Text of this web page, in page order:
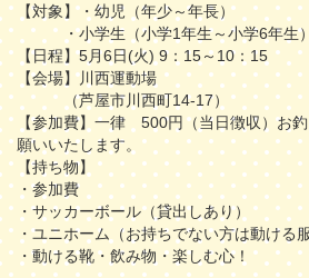
【対象】・幼児（年少～年長）
・小学生（小学1年生～小学6年生）
【日程】5月6日(火) 9：15～10：15
【会場】川西運動場
（芦屋市川西町14-17）
【参加費】一律 500円（当日徴収）お
願いいたします。
【持ち物】
・参加費
・サッカーボール（貸出しあり）
・ユニホーム（お持ちでない方は動ける
・動ける靴・飲み物・楽しむ心！